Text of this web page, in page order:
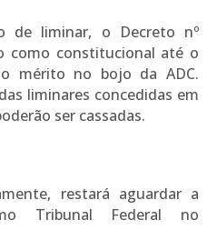
de liminar, o Decreto nº
como constitucional até o
mérito no bojo da ADC.
liminares concedidas em
ser cassadas.
restará aguardar a
Tribunal Federal no